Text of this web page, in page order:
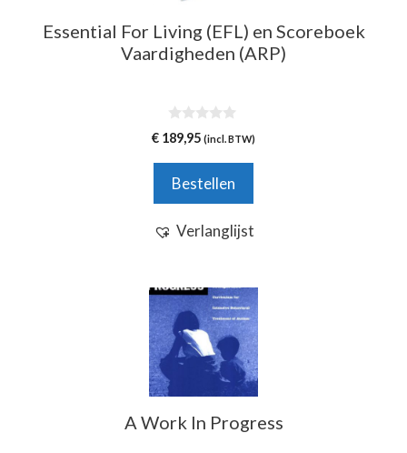
Essential For Living (EFL) en Scoreboek
Vaardigheden (ARP)
0
v
5
€ 189,95 (incl. BTW)
Bestellen
Verlanglijst
A Work In Progress